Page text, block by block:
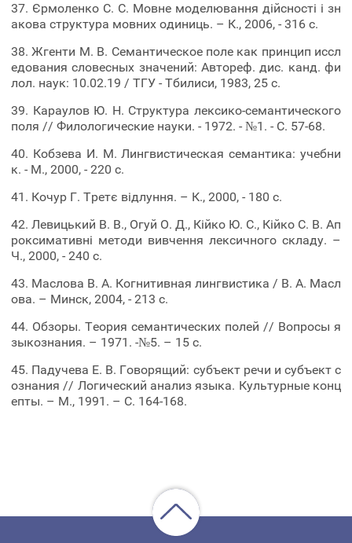
37. Єрмоленко С. С. Мовне моделювання дійсності і зн
акова структура мовних одиниць. – К., 2006, - 316 с.
38. Жгенти М. В. Семантическое поле как принцип иссл
едования словесных значений: Автореф. дис. канд. фи
лол. наук: 10.02.19 / ТГУ - Тбилиси, 1983, 25 с.
39. Караулов Ю. Н. Структура лексико-семантического
поля // Филологические науки. - 1972. - №1. - С. 57-68.
40. Кобзева И. М. Лингвистическая семантика: учебни
к. - М., 2000, - 220 с.
41. Кочур Г. Третє відлуння. – К., 2000, - 180 с.
42. Левицький В. В., Огуй О. Д., Кійко Ю. С., Кійко С. В. Ап
роксимативні методи вивчення лексичного складу. –
Ч., 2000, - 240 с.
43. Маслова В. А. Когнитивная лингвистика / В. А. Масл
ова. – Минск, 2004, - 213 с.
44. Обзоры. Теория семантических полей // Вопросы я
зыкознания. – 1971. -№5. – 15 с.
45. Падучева Е. В. Говорящий: субъект речи и субъект с
ознания // Логический анализ языка. Культурные конц
епты. – М., 1991. – С. 164-168.